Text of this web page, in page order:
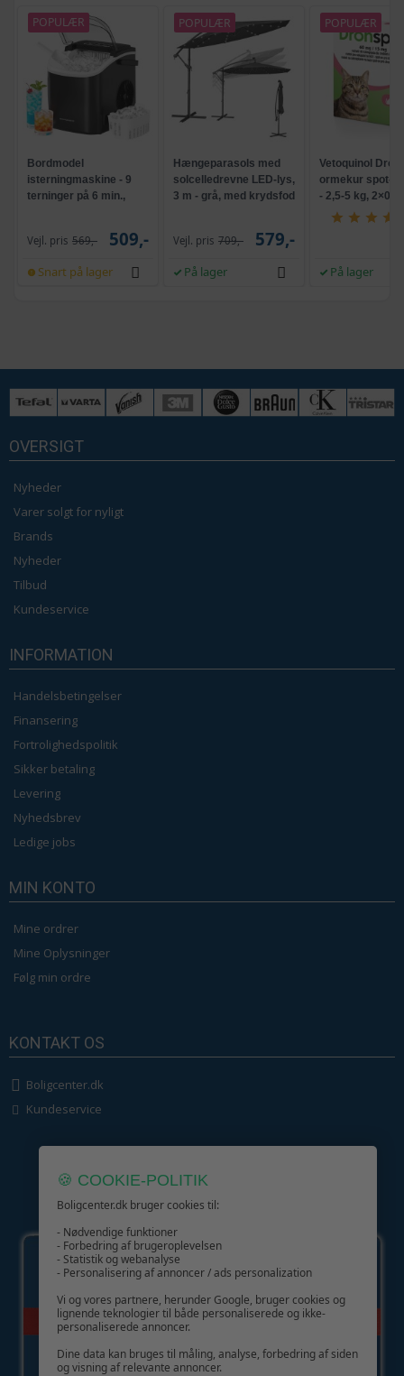
POPULÆR
Bordmodel
isterningmaskine - 9
terninger på 6 min.,
Vejl. pris 569,- 509,-
Snart på lager
POPULÆR
Hængeparasols med
solcelledrevne LED-lys,
3 m - grå, med krydsfod
Vejl. pris 709,- 579,-
På lager
POPULÆR
Vetoquinol
ormekur spot-
- 2,5-5 kg, 2×0,7
På lager
OVERSIGT
Nyheder
Varer solgt for nyligt
Brands
Nyheder
Tilbud
Kundeservice
INFORMATION
Handelsbetingelser
Finansering
Fortrolighedspolitik
Sikker betaling
Levering
Nyhedsbrev
Ledige jobs
MIN KONTO
Mine ordrer
Mine Oplysninger
Følg min ordre
KONTAKT OS
Boligcenter.dk
Kundeservice
GIV GLÆDE MED ET GAVEKORT!
🍪 COOKIE-POLITIK
Boligcenter.dk bruger cookies til:
- Nødvendige funktioner
- Forbedring af brugeroplevelsen
- Statistik og webanalyse
- Personalisering af annoncer / ads personalization
Vi og vores partnere, herunder Google, bruger cookies og
lignende teknologier til både personaliserede og ikke-
personaliserede annoncer.
Dine data kan bruges til måling, analyse, forbedring af siden
og visning af relevante annoncer.